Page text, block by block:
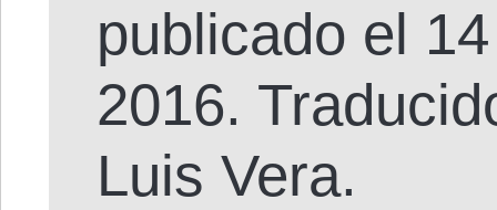
publicado el
2016.
Luis Vera.